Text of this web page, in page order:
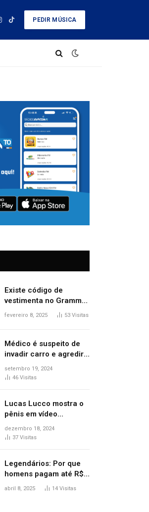
TikTok
PEDIR MÚSICA
Existe código de
vestimenta no Grammy?
Questionamento surgiu
aparecer nua na
premiação
fevereiro 8, 2025 53 Visitas
Médico é suspeito de
invadir carro e agredir
delegado aposentado
durante confusão no
setembro 19, 2024
46 Visitas
Lucas Lucco mostra o
pênis em vídeo
tomando banho, apaga
post e diz ‘foi mal’
dezembro 18, 2024
37 Visitas
Legendários: Por que
homens pagam até R$
81 mil para subir
abril 8, 2025 14 Visitas